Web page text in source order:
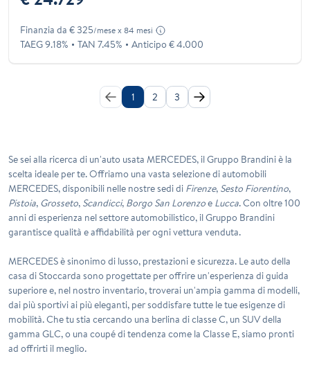
Finanzia da € 325/mese x 84 mesi
TAEG 9.18% TAN 7.45% Anticipo € 4.000
1 2 3
Se sei alla ricerca di un'auto usata MERCEDES, il Gruppo Brandini è la
scelta ideale per te. Offriamo una vasta selezione di automobili
MERCEDES, disponibili nelle nostre sedi di Firenze, Sesto Fiorentino,
Pistoia, Grosseto, Scandicci, Borgo San Lorenzoe Lucca. Con oltre 100
anni di esperienza nel settore automobilistico, il Gruppo Brandini
garantisce qualità e affidabilità per ogni vettura venduta.
MERCEDESè sinonimo di lusso, prestazioni e sicurezza. Le auto della
casa di Stoccarda sono progettate per offrire un'esperienza di guida
superiore e, nel nostro inventario, troverai un'ampia gamma di modelli,
dai più sportivi ai più eleganti, per soddisfare tutte le tue esigenze di
mobilità. Che tu stia cercando una berlina di classe C, un SUV della
gamma GLC, o una coupé di tendenza come la Classe E, siamo pronti
ad offrirti il meglio.